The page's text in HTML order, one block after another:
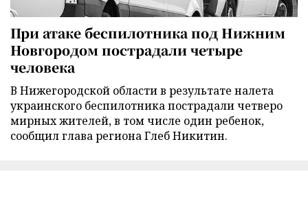
При атаке беспилотника под Нижним
Новгородом пострадали четыре
человека
В Нижегородской области в результате налета
украинского беспилотника пострадали четверо
мирных жителей, в том числе один ребенок,
сообщил глава региона Глеб Никитин.